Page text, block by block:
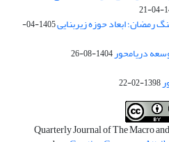
رمضان؛ ابعاد حوزه زیربنایی
1405-04-
دریامحور1404-08-26
1398-02-22
Quarterly Journal of The Macro